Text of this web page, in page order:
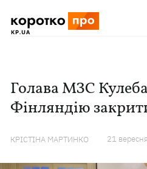
Голава МЗС
Фінляндію
КРІСТІНА МАРТИНКО 21